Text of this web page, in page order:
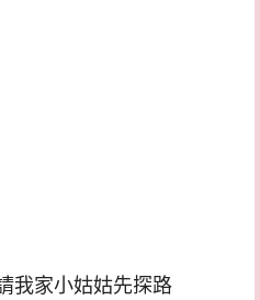
我家小姑姑先探路